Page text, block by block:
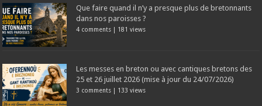
Que faire quand il n’y a presque plus de bretonnants
dans nos paroisses ?
4 comments | 181 views
Les messes en breton ou avec cantiques bretons des
25 et 26 juillet 2026 (mise à jour du 24/07/2026)
3 comments | 133 views